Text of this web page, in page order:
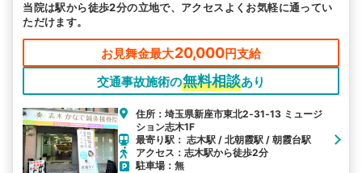
駅から探す 院名から探す
当院は駅から徒歩2分の立地で、アクセスよくお気軽に通ってい
ただけます。
お見舞金最大20,000円支給
交通事故施術の無料相談あり
住所：埼玉県新座市東北2‐31‐13 ミュージ
ション志木1F
最寄り駅： 志木駅 / 北朝霞駅 / 朝霞台駅
アクセス：志木駅から徒歩2分
駐車場：無